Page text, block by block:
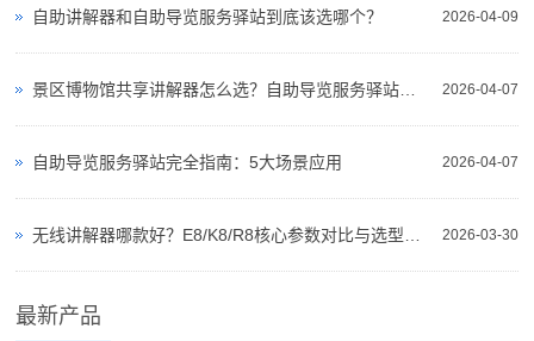
2026-04-09
自助讲解器和自助导览服务驿站到底该选哪个？
2026-04-07
景区博物馆共享讲解器怎么选？自助导览服务驿站部署全攻略（2026版）
2026-04-07
自助导览服务驿站完全指南：5大场景应用
2026-03-30
无线讲解器哪款好？E8/K8/R8核心参数对比与选型指南
最新产品